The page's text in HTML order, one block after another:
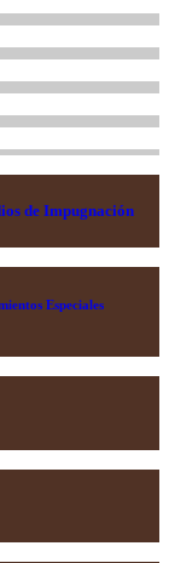
de Impugnación
Especiales